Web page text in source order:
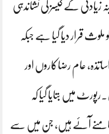
کے مطابق 1,250 مبینہ زیادتی کے کیسز کی نشاندہی
پادریوں کو ملوث قرار دیا گیا ہے جبکہ
عام رضاکاروں اور
میں بتایا گیا کہ
متاثرین سامنے آئے ہیں، جن میں سے